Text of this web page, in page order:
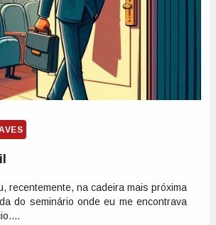
recentemente, na cadeira mais próxima
do seminário onde eu me encontrava